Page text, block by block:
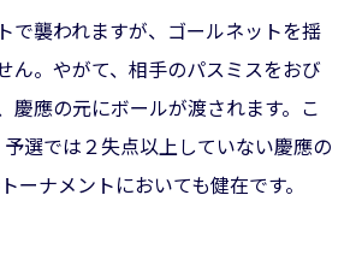
で襲われますが、ゴールネットを揺
ん。やがて、相手のパスミスをおび
慶應の元にボールが渡されます。こ
選では２失点以上していない慶應の
ーナメントにおいても健在です。